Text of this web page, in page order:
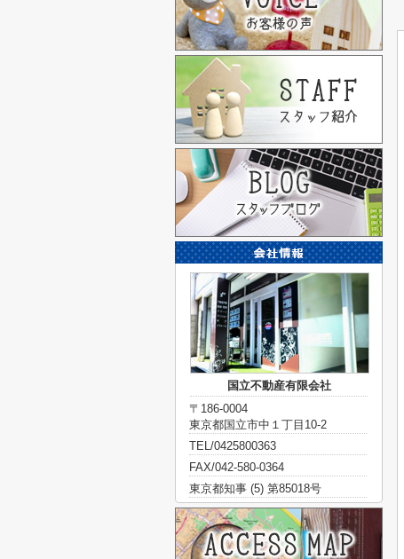
国立不動産有限会社
〒186-0004
東京都国立市中１丁目10-2
TEL/0425800363
FAX/042-580-0364
東京都知事 (5) 第85018号